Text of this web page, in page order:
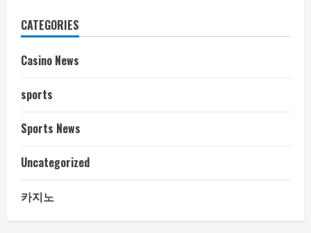
CATEGORIES
Casino News
sports
Sports News
Uncategorized
카지노